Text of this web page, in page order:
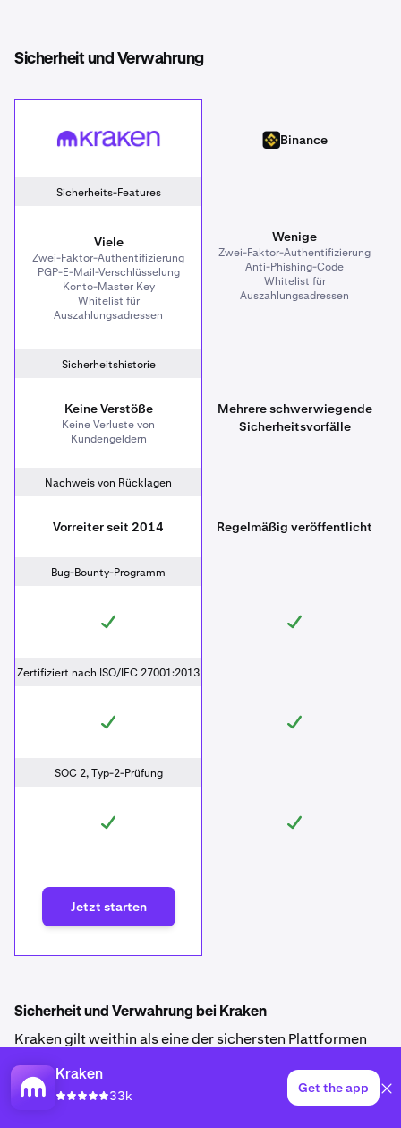
Kraken
33k Get the app
Sicherheit und Verwahrung
Kraken Binance
Binance
Sicherheits-Features
Viele
Zwei-Faktor-Authentifizierung
PGP-E-Mail-Verschlüsselung
Konto-Master Key
Whitelist für
Auszahlungsadressen
Wenige
Zwei-Faktor-Authentifizierung
Anti-Phishing-Code
Whitelist für
Auszahlungsadressen
Sicherheitshistorie
Keine Verstöße
Keine Verluste von
Kundengeldern
Mehrere schwerwiegende
Sicherheitsvorfälle
Nachweis von Rücklagen
Vorreiter seit 2014 Regelmäßig veröffentlicht
Bug-Bounty-Programm
Zertifiziert nach ISO/IEC 27001:2013
SOC 2, Typ-2-Prüfung
Jetzt starten
Sicherheit und Verwahrung bei Kraken
Kraken gilt weithin als eine der sichersten Plattformen
einzigen Sicherheitsvorfall verzeichnet, bei dem
Kundeneinlagen verloren gingen. Kunden profitieren von